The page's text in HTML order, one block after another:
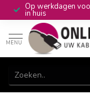
Op werkdagen
in huis
MENU